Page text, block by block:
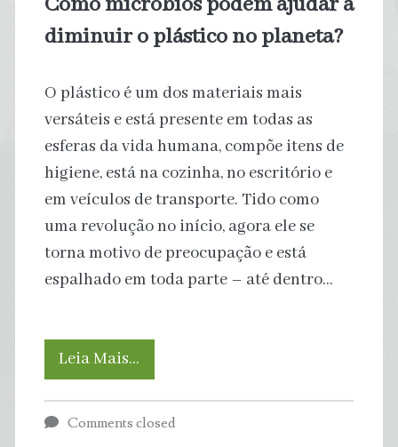
Nasa
diminuir o plástico no planeta?
O plástico é um dos materiais mais
versáteis e está presente em todas as
esferas da vida humana, compõe itens de
higiene, está na cozinha, no escritório e
em veículos de transporte. Tido como
uma revolução no início, agora ele se
torna motivo de preocupação e está
espalhado em toda parte – até dentro…
Leia Mais…
micróbios
Comments closed